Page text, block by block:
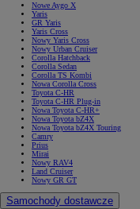
Nowe Aygo X
Yaris
GR Yaris
Yaris Cross
Nowy Yaris Cross
Nowy Urban Cruiser
Corolla Hatchback
Corolla Sedan
Corolla TS Kombi
Nowa Corolla Cross
Toyota C-HR
Toyota C-HR Plug-in
Nowa Toyota C-HR+
Nowa Toyota bZ4X
Nowa Toyota bZ4X Touring
Camry
Prius
Mirai
Nowy RAV4
Land Cruiser
Nowy GR GT
Samochody dostawcze